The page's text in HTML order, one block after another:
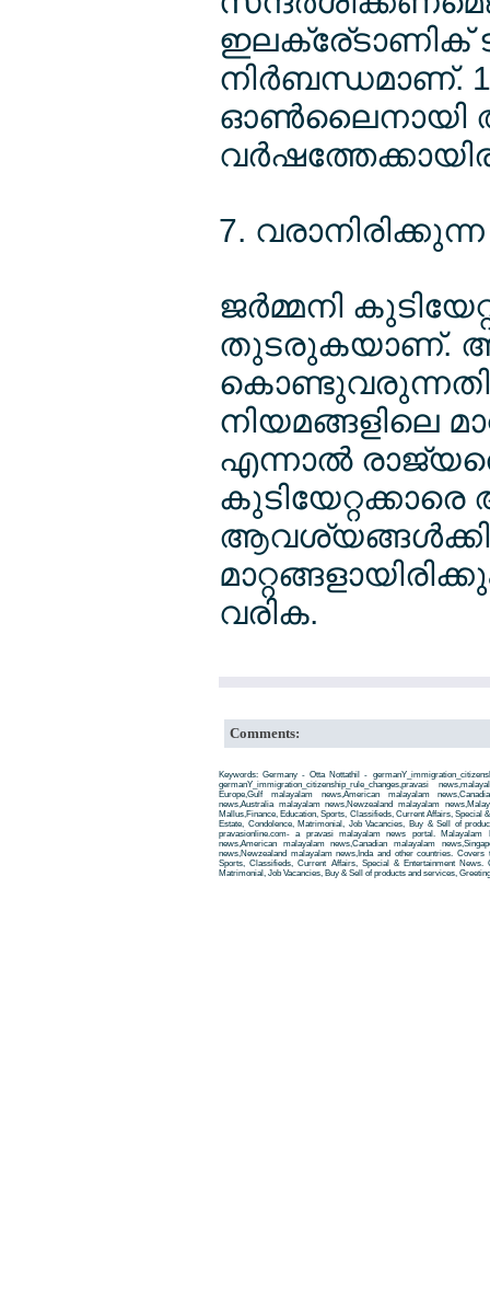
നിര്‍ബന്ധമാണ്.
ഓണ്‍ലൈനായി
7.
ജര്‍മ്മനി
തുടരുകയാണ്.
നിയമങ്ങളിലെ
എന്നാല്‍
വരിക.
Comments:
Keywords: Germany - Otta Nottathil -
germanY_immigration_citizenship_rule_changes,pravasi
Europe,Gulf malayalam news,American malayalam
news,Australia malayalam news,Newzealand malayalam
Mallus,Finance, Education, Sports, Classifieds, Current Affairs, Special
Estate, Condolence, Matrimonial, Job Vacancies, Buy & Sell of
pravasionline.com- a pravasi malayalam news portal. Malayalam
news,American malayalam news,Canadian malayalam
news,Newzealand malayalam news,Inda and other countries.
Sports, Classifieds, Current Affairs, Special & Entertainment News.
Matrimonial, Job Vacancies, Buy & Sell of products and services,